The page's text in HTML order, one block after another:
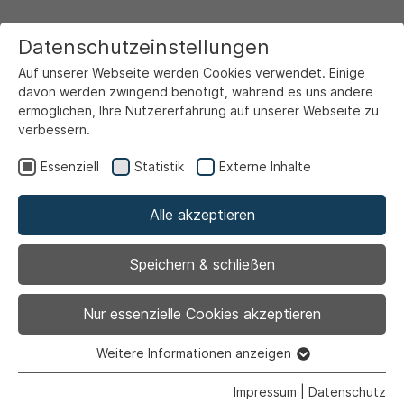
Online-Kidix: Zeit für
Eltern
Datenschutzeinstellungen
Auf unserer Webseite werden Cookies verwendet. Einige
davon werden zwingend benötigt, während es uns andere
ermöglichen, Ihre Nutzererfahrung auf unserer Webseite zu
verbessern.
Essenziell Statistik Externe Inhalte
Alle akzeptieren
Speichern & schließen
Nur essenzielle Cookies akzeptieren
Essenzielle Cookies werden für grundlegende Funktionen
Weitere Informationen anzeigen
Impressum Datenschutz